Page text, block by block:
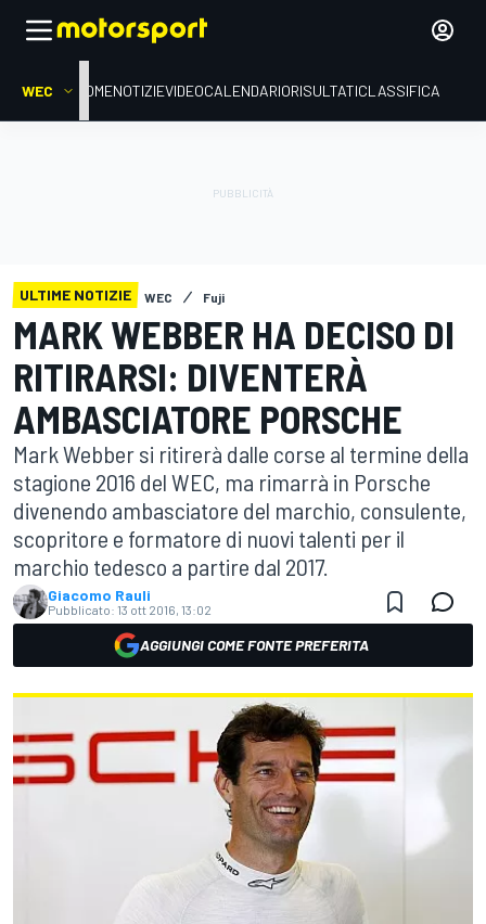
WEC HOMENOTIZIEVIDEOCALENDARIORISULTATICLASSIFICA
ULTIME NOTIZIE WEC Fuji
MARK WEBBER HA DECISO DI
RITIRARSI: DIVENTERÀ
AMBASCIATORE PORSCHE
Mark Webber si ritirerà dalle corse al termine della
stagione 2016 del WEC, ma rimarrà in Porsche
divenendo ambasciatore del marchio, consulente,
scopritore e formatore di nuovi talenti per il
marchio tedesco a partire dal 2017.
Giacomo Rauli
Pubblicato: 13 ott 2016, 13:02
AGGIUNGI COME FONTE PREFERITA